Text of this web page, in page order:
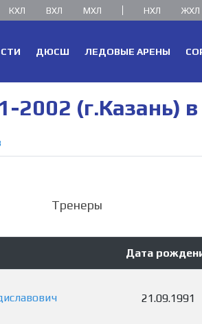
КХЛ ВХЛ МХЛ НХЛ ЖХЛ
ДЮСШ ЛЕДОВЫЕ АРЕНЫ
2002 (г.Казань)
Тренеры
Дата
21.09.1991